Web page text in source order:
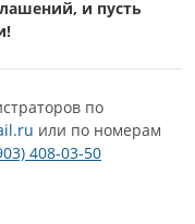
и пусть
по
или по номерам
408-03-50